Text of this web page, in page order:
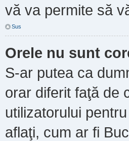
vă va permite să
Sus
Orele nu sunt
S-ar putea ca
orar diferit faţă de
utilizatorului
aflaţi, cum ar fi